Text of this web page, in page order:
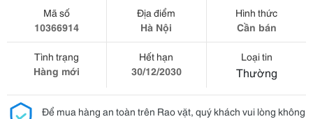
Mã số
10366914
Địa điểm
Hà Nội
Hình thức
Cần bán
Tình trạng
Hàng mới
Hết hạn
30/12/2030
Loại tin
Thường
Để mua hàng an toàn trên Rao vặt, quý khách vui lòng không